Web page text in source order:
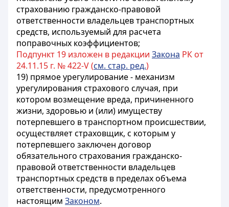
страхованию гражданско-правовой
ответственности владельцев транспортных
средств, используемый для расчета
поправочных коэффициентов;
Подпункт 19 изложен в редакции Закона РК от
24.11.15 г. № 422-V (см. стар. ред.)
19) прямое урегулирование - механизм
урегулирования страхового случая, при
котором возмещение вреда, причиненного
жизни, здоровью и (или) имуществу
потерпевшего в транспортном происшествии,
осуществляет страховщик, с которым у
потерпевшего заключен договор
обязательного страхования гражданско-
правовой ответственности владельцев
транспортных средств в пределах объема
ответственности, предусмотренного
настоящим Законом.